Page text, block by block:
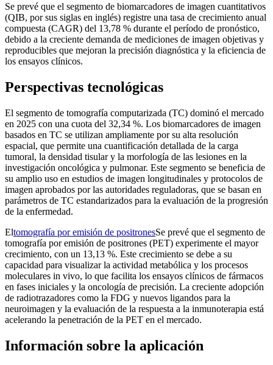
Se prevé que el segmento de biomarcadores de imagen cuantitativos
(QIB, por sus siglas en inglés) registre una tasa de crecimiento anual
compuesta (CAGR) del 13,78 % durante el período de pronóstico,
debido a la creciente demanda de mediciones de imagen objetivas y
reproducibles que mejoran la precisión diagnóstica y la eficiencia de
los ensayos clínicos.
Perspectivas tecnológicas
El segmento de tomografía computarizada (TC) dominó el mercado
en 2025 con una cuota del 32,34 %. Los biomarcadores de imagen
basados ​​en TC se utilizan ampliamente por su alta resolución
espacial, que permite una cuantificación detallada de la carga
tumoral, la densidad tisular y la morfología de las lesiones en la
investigación oncológica y pulmonar. Este segmento se beneficia de
su amplio uso en estudios de imagen longitudinales y protocolos de
imagen aprobados por las autoridades reguladoras, que se basan en
parámetros de TC estandarizados para la evaluación de la progresión
de la enfermedad.
Eltomografía por emisión de positronesSe prevé que el segmento de
tomografía por emisión de positrones (PET) experimente el mayor
crecimiento, con un 13,13 %. Este crecimiento se debe a su
capacidad para visualizar la actividad metabólica y los procesos
moleculares in vivo, lo que facilita los ensayos clínicos de fármacos
en fases iniciales y la oncología de precisión. La creciente adopción
de radiotrazadores como la FDG y nuevos ligandos para la
neuroimagen y la evaluación de la respuesta a la inmunoterapia está
acelerando la penetración de la PET en el mercado.
Información sobre la aplicación